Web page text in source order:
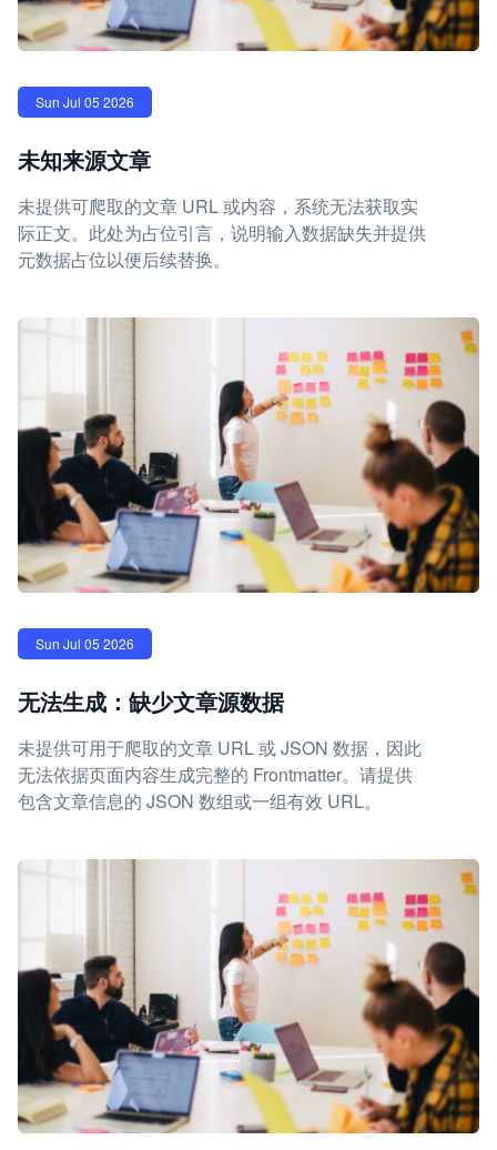
Sun Jul 05 2026
未知来源文章
未提供可爬取的文章 URL 或内容，系统无法获取实
际正文。此处为占位引言，说明输入数据缺失并提供
元数据占位以便后续替换。
Sun Jul 05 2026
无法生成：缺少文章源数据
未提供可用于爬取的文章 URL 或 JSON 数据，因此
无法依据页面内容生成完整的 Frontmatter。请提供
包含文章信息的 JSON 数组或一组有效 URL。